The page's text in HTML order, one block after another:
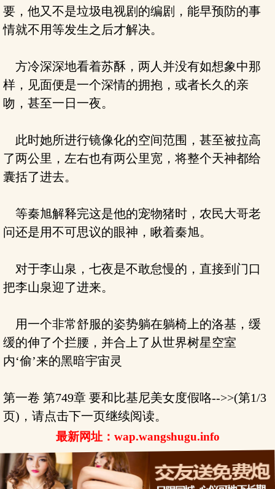
要，他又不是垃圾电视剧的编剧，能早预防的事
情就不用等发生之后才解决。
方冷深深地看着苏酥，两人并没有如想象中那
样，见面便是一个深情的拥抱，或者长久的亲
吻，甚至一日一夜。
此时她所进行镜像化的空间范围，甚至被拉高
了两公里，左右也有两公里宽，将整个天神都给
囊括了进去。
等秦旭解释完这是他的宠物猪时，农民大哥老
问还是用不可思议的眼神，瞅着秦旭。
对于李山泉，七夜是不敢怠慢的，直接到门口
把李山泉迎了进来。
用一个非常舒服的姿势躺在躺椅上的洛基，缓
缓的伸了个拦腰，并合上了从世界树星空室
内‘偷’来的黑暗宇宙灵
第一卷 第749章 要和比基尼美女度假咯-->>(第1/3
页)，请点击下一页继续阅读。
最新网址：wap.wangshugu.info